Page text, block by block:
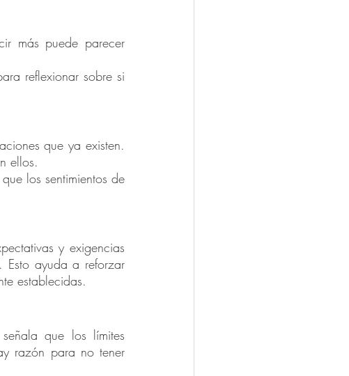
más puede parecer
reflexionar sobre si
que ya existen.
ellos.
los sentimientos de
y exigencias
Esto ayuda a reforzar
establecidas.
señala que los límites
razón para no tener